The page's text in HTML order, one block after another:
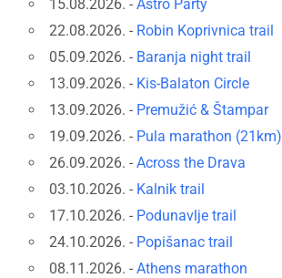
15.08.2026. - Astro Party
22.08.2026. - Robin Koprivnica trail
05.09.2026. - Baranja night trail
13.09.2026. - Kis-Balaton Circle
13.09.2026. - Premužić & Štampar
19.09.2026. - Pula marathon (21km)
26.09.2026. - Across the Drava
03.10.2026. - Kalnik trail
17.10.2026. - Podunavlje trail
24.10.2026. - Popišanac trail
08.11.2026. - Athens marathon